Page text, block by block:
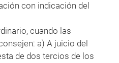
con indicación del
cuando las
a) A juicio del
de dos tercios de los